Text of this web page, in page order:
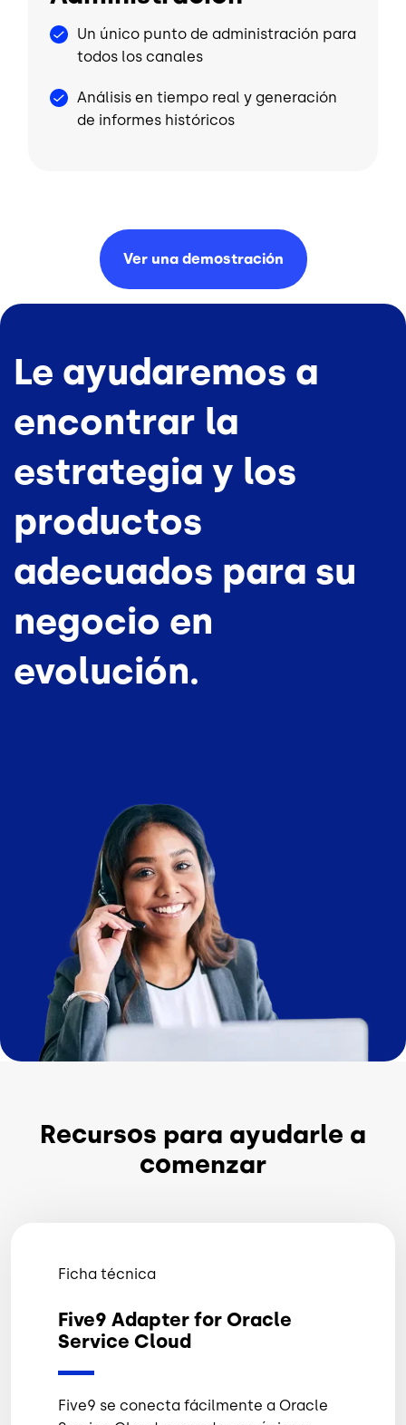
Un único punto de administración para
todos los canales
Análisis en tiempo real y generación
de informes históricos
Ver una demostración
Le ayudaremos a
encontrar la
estrategia y los
productos
adecuados para su
negocio en
evolución.
Recursos para ayudarle a
comenzar
Ficha técnica
Five9 Adapter for Oracle
Service Cloud
Five9 se conecta fácilmente a Oracle